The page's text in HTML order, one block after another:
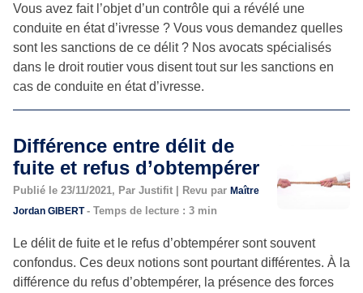
Vous avez fait l’objet d’un contrôle qui a révélé une
conduite en état d’ivresse ? Vous vous demandez quelles
sont les sanctions de ce délit ? Nos avocats spécialisés
dans le droit routier vous disent tout sur les sanctions en
cas de conduite en état d’ivresse.
Différence entre délit de
fuite et refus d’obtempérer
Publié le 23/11/2021, Par Justifit | Revu par Maître
Jordan GIBERT- Temps de lecture : 3 min
Le délit de fuite et le refus d’obtempérer sont souvent
confondus. Ces deux notions sont pourtant différentes. À la
différence du refus d’obtempérer, la présence des forces